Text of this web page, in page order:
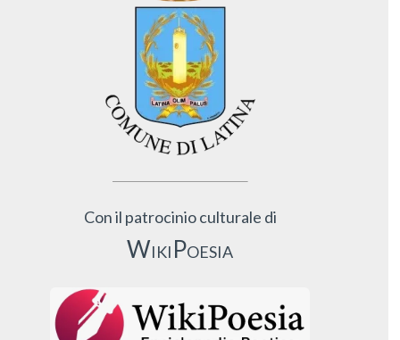
Con il patrocinio culturale di
WikiPoesia